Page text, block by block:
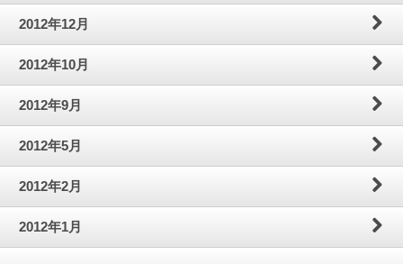
2012年12月
2012年10月
2012年9月
2012年5月
2012年2月
2012年1月